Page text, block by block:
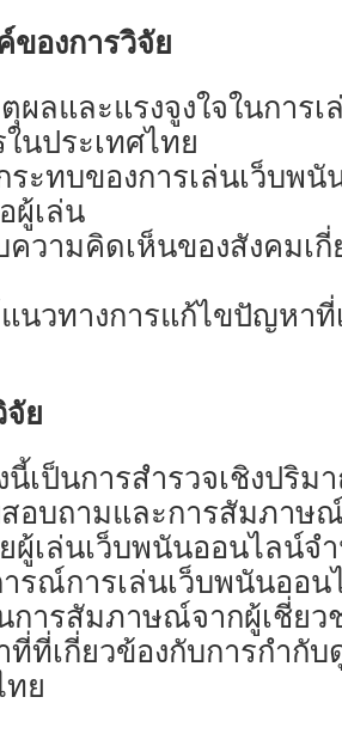
ของการวิจัย
ผลและแรงจูงใจในการ
นประเทศไทย
ะทบของการเล่นเว็บพ
ผู้เล่น
วามคิดเห็นของสังคมเ
นวทางการแก้ไขปัญหา
ย
นี้เป็นการสำรวจเชิงปริ
อบถามและการสัมภาษ
ผู้เล่นเว็บพนันออนไลน์จ
รณ์การเล่นเว็บพนันออน
การสัมภาษณ์จากผู้เชี่ย
ที่ที่เกี่ยวข้องกับการกำกั
ทย